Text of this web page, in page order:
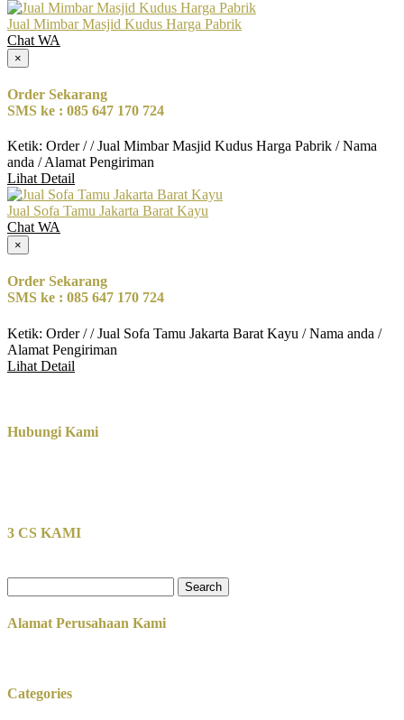
Jual Mimbar Masjid Kudus Harga Pabrik
Chat WA
×
Order Sekarang
SMS ke : 085 647 170 724
Ketik: Order / / Jual Mimbar Masjid Kudus Harga Pabrik / Nama
anda / Alamat Pengiriman
Lihat Detail
Jual Sofa Tamu Jakarta Barat Kayu
Chat WA
×
Order Sekarang
SMS ke : 085 647 170 724
Ketik: Order / / Jual Sofa Tamu Jakarta Barat Kayu / Nama anda /
Alamat Pengiriman
Lihat Detail
Hubungi Kami
3 CS KAMI
for:
Alamat Perusahaan Kami
Categories